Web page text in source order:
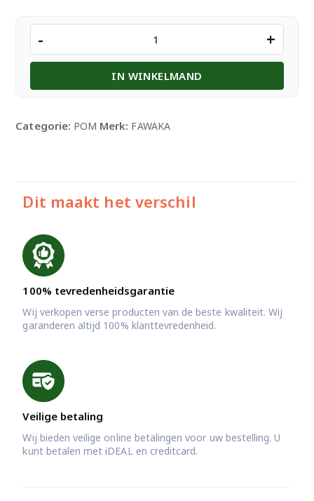
POMTAYER
1KG
- +
IN WINKELMAND
Categorie: POM Merk: FAWAKA
Dit maakt het verschil
100% tevredenheidsgarantie
Wij verkopen verse producten van de beste kwaliteit. Wij
garanderen altijd 100% klanttevredenheid.
Veilige betaling
Wij bieden veilige online betalingen voor uw bestelling. U
kunt betalen met iDEAL en creditcard.